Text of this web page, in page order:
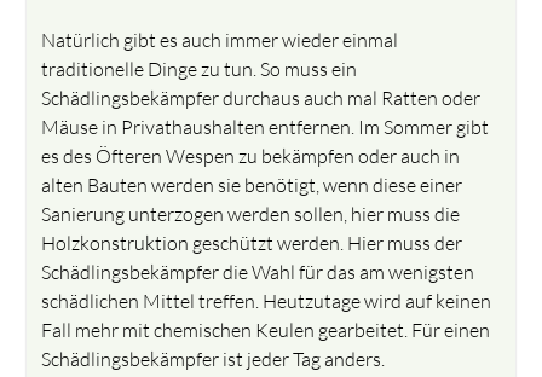
Natürlich gibt es auch immer wieder einmal
traditionelle Dinge zu tun. So muss ein
Schädlingsbekämpfer durchaus auch mal Ratten oder
Mäuse in Privathaushalten entfernen. Im Sommer gibt
es des Öfteren Wespen zu bekämpfen oder auch in
alten Bauten werden sie benötigt, wenn diese einer
Sanierung unterzogen werden sollen, hier muss die
Holzkonstruktion geschützt werden. Hier muss der
Schädlingsbekämpfer die Wahl für das am wenigsten
schädlichen Mittel treffen. Heutzutage wird auf keinen
Fall mehr mit chemischen Keulen gearbeitet. Für einen
Schädlingsbekämpfer ist jeder Tag anders.